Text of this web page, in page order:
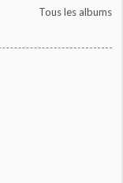
Tous les albums